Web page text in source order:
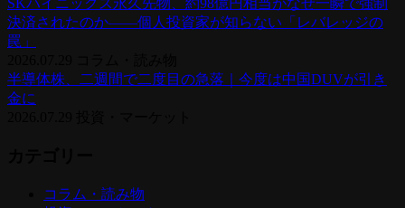
SKハイニックス永久先物、約98億円相当がなぜ一瞬で強制
決済されたのか——個人投資家が知らない「レバレッジの
罠」
半導体株、二週間で二度目の急落｜今度は中国DUVが引き
金に
コラム・読み物